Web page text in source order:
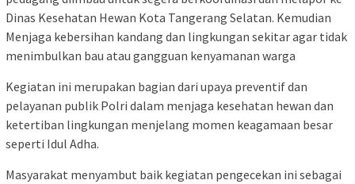
Dinas Kesehatan Hewan Kota Tangerang Selatan. Kemudian
Menjaga kebersihan kandang dan lingkungan sekitar agar tidak
menimbulkan bau atau gangguan kenyamanan warga
Kegiatan ini merupakan bagian dari upaya preventif dan
pelayanan publik Polri dalam menjaga kesehatan hewan dan
ketertiban lingkungan menjelang momen keagamaan besar
seperti Idul Adha.
Masyarakat menyambut baik kegiatan pengecekan ini sebagai